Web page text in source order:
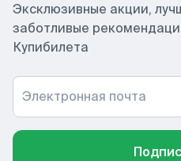
Эксклюзивные акции,
заботливые
Купибилета
Электронная почта